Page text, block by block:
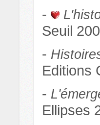
-
Seuil
-
Editions
-
Ellipses